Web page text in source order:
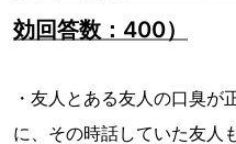
効回答数：400）
・友人とある友人の口臭
に、その時話していた友人